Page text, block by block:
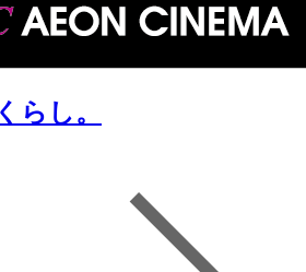
らし。